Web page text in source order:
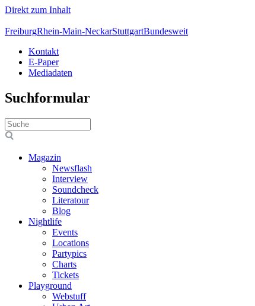
Direkt zum Inhalt
FreiburgRhein-Main-NeckarStuttgartBundesweit
Kontakt
E-Paper
Mediadaten
Suchformular
Magazin
Newsflash
Interview
Soundcheck
Literatour
Blog
Nightlife
Events
Locations
Partypics
Charts
Tickets
Playground
Webstuff